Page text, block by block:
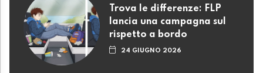
Trova le differenze: FLP
lancia una campagna sul
rispetto a bordo
24 GIUGNO 2026